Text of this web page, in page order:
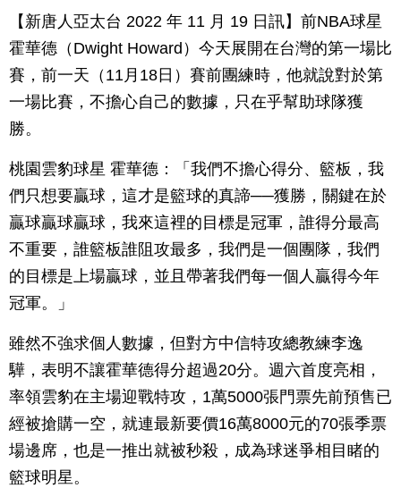
【新唐人亞太台 2022 年 11 月 19 日訊】前NBA球星
霍華德（Dwight Howard）今天展開在台灣的第一場比
賽，前一天（11月18日）賽前團練時，他就說對於第
一場比賽，不擔心自己的數據，只在乎幫助球隊獲
勝。
桃園雲豹球星 霍華德：「我們不擔心得分、籃板，我
們只想要贏球，這才是籃球的真諦──獲勝，關鍵在於
贏球贏球贏球，我來這裡的目標是冠軍，誰得分最高
不重要，誰籃板誰阻攻最多，我們是一個團隊，我們
的目標是上場贏球，並且帶著我們每一個人贏得今年
冠軍。」
雖然不強求個人數據，但對方中信特攻總教練李逸
驊，表明不讓霍華德得分超過20分。週六首度亮相，
率領雲豹在主場迎戰特攻，1萬5000張門票先前預售已
經被搶購一空，就連最新要價16萬8000元的70張季票
場邊席，也是一推出就被秒殺，成為球迷爭相目睹的
籃球明星。